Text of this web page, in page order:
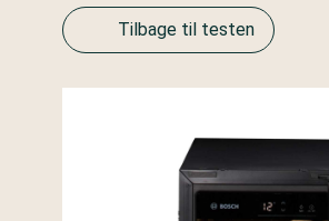
Tilbage til testen